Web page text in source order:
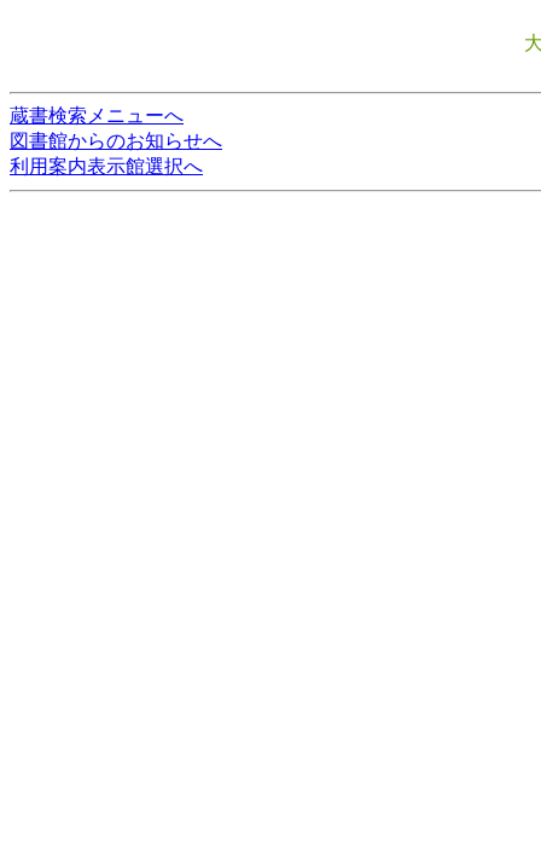
蔵書検索メニューへ
図書館からのお知らせへ
利用案内表示館選択へ